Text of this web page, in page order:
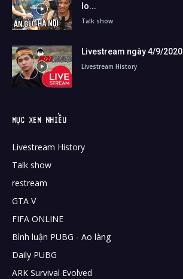
lo...
Talk show
Livestream ngày 4/9/2020
Livestream History
MỤC XEM NHIỀU
Livestream History
Talk show
restream
GTA V
FIFA ONLINE
Bình luận PUBG - Ao làng
Daily PUBG
ARK Survival Evolved